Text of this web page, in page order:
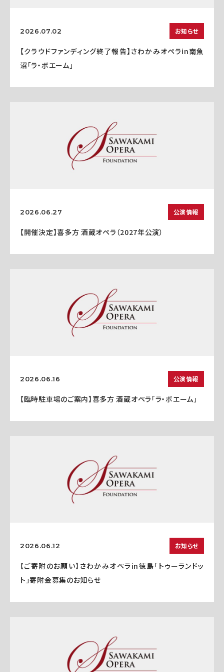
2026.07.02 お知らせ
【クラウドファンディング終了報告】さわかみオペラin南魚
沼「ラ・ボエーム」
2026.06.27 公演情報
【開催決定】喜多方 酒蔵オペラ（2027年公演）
2026.06.16 公演情報
【臨時駐車場のご案内】喜多方 酒蔵オペラ「ラ・ボエーム」
2026.06.12 お知らせ
【ご寄附のお願い】さわかみオペラin徳島「トゥーランドッ
ト」寄附金募集のお知らせ